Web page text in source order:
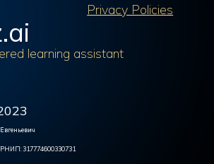
Privacy Policies
learning assistant
317774600330731